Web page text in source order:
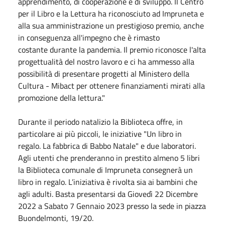
per il Libro e la Lettura ha riconosciuto ad Impruneta e
alla sua amministrazione un prestigioso premio, anche
in conseguenza all'impegno che è rimasto
costante durante la pandemia. Il premio riconosce l'alta
progettualità del nostro lavoro e ci ha ammesso alla
possibilità di presentare progetti al Ministero della
Cultura - Mibact per ottenere finanziamenti mirati alla
promozione della lettura."
Durante il periodo natalizio la Biblioteca offre, in
particolare ai più piccoli, le iniziative "Un libro in
regalo. La fabbrica di Babbo Natale" e due laboratori.
Agli utenti che prenderanno in prestito almeno 5 libri
la Biblioteca comunale di Impruneta consegnerà un
libro in regalo. L’iniziativa è rivolta sia ai bambini che
agli adulti. Basta presentarsi da Giovedì 22 Dicembre
2022 a Sabato 7 Gennaio 2023 presso la sede in piazza
Buondelmonti, 19/20.